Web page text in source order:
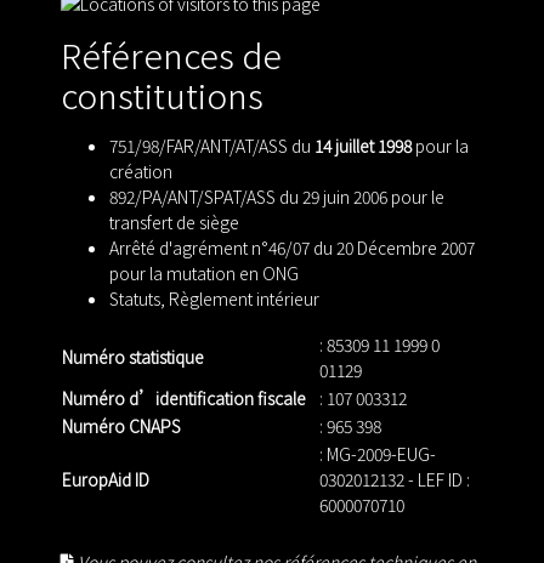
Références de
constitutions
751/98/FAR/ANT/AT/ASS du 14 juillet 1998pour la
création
892/PA/ANT/SPAT/ASS du 29 juin 2006 pour le
transfert de siège
Arrêté d'agrément n°46/07 du 20 Décembre 2007
pour la mutation en ONG
Statuts, Règlement intérieur
Numéro statistique
: 85309 11 1999 0
01129
Numéro d’identification fiscale : 107 003312
Numéro CNAPS
: 965 398
EuropAid ID
: MG-2009-EUG-
0302012132 - LEF ID :
6000070710